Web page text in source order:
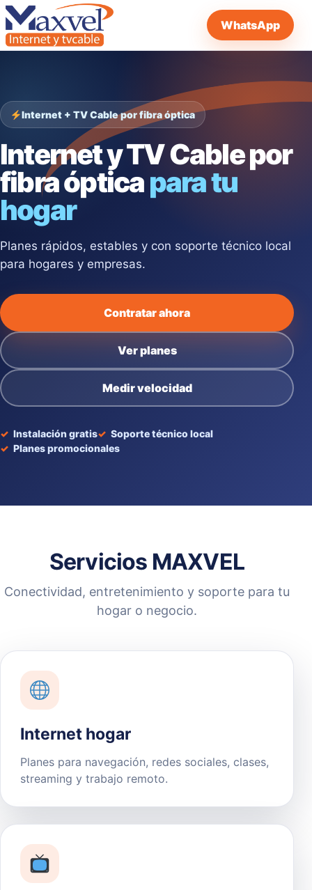
WhatsApp
Internet + TV Cable por fibra óptica
Internet y TV Cable por
fibra ópticapara tu
hogar
Planes rápidos, estables y con soporte técnico local
para hogares y empresas.
Contratar ahora
Ver planes
Medir velocidad
Instalación gratis
Soporte técnico local
Planes promocionales
Servicios MAXVEL
Conectividad, entretenimiento y soporte para tu
hogar o negocio.
Internet hogar
Planes para navegación, redes sociales, clases,
streaming y trabajo remoto.